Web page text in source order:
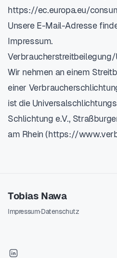
https://ec.europa.eu/
Unsere E-Mail-Adresse
Impressum.
Wir nehmen an einem
einer
ist die
Schlichtung e.V.,
am Rhein (https://
Tobias Nawa
Impressum·Datenschutz